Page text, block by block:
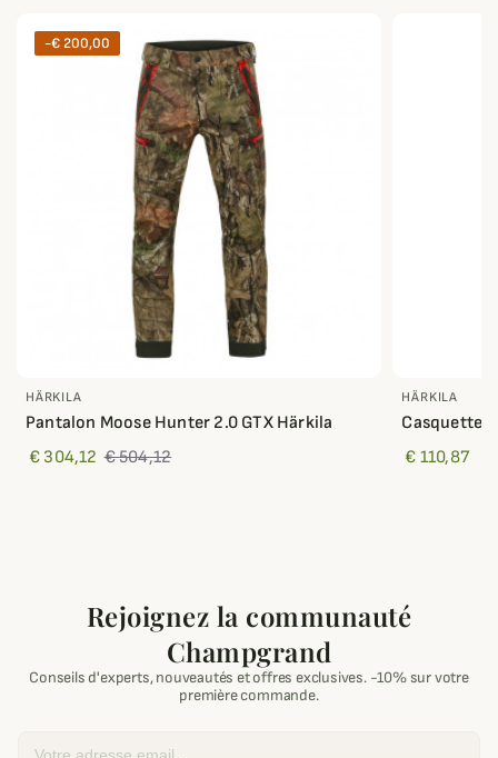
-€ 200,00
HÄRKILA
Pantalon Moose Hunter 2.0 GTX Härkila
€ 304,12 € 504,12
HÄRKILA
Casquette
€ 110,87
Rejoignez la communauté
Champgrand
Conseils d'experts, nouveautés et offres exclusives. -10% sur votre
première commande.